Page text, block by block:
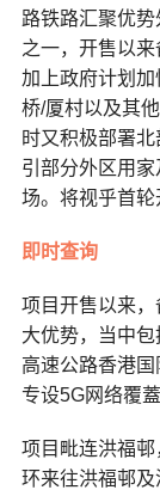
路铁路汇聚优
之一，开售以来
加上政府计划
桥/厦村以及其
时又积极部署
引部分外区用
场。将视乎首轮
即时查询
项目开售以来
大优势，当中包
高速公路香港国
专设5G网络覆
项目毗连洪福
环来往洪福邨